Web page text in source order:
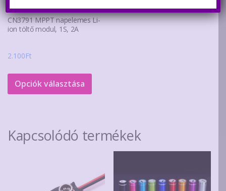
CN3791 MPPT napelemes Li-
ion töltő modul, 1S, 2A
2.100Ft
Opciók választása
terméknek
van.
termékoldalon
Kapcsolódó termékek